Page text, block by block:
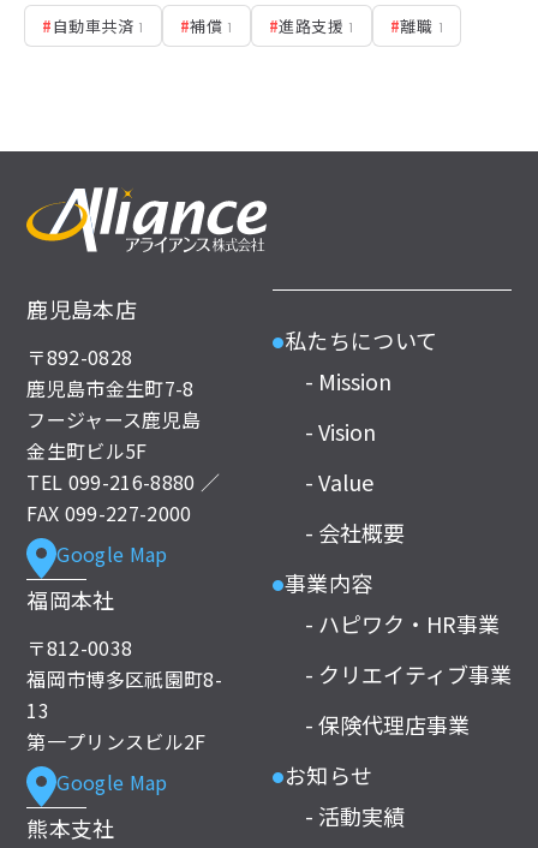
#自動車共済 1 #補償 1 #進路支援 1 #離職 1
鹿児島本店
〒892-0828
鹿児島市金生町7-8
フージャース鹿児島
金生町ビル5F
TEL 099-216-8880 ／
FAX 099-227-2000
Google Map
福岡本社
〒812-0038
福岡市博多区祇園町8-
13
第一プリンスビル2F
Google Map
熊本支社
●私たちについて
- Mission
- Vision
- Value
- 会社概要
●事業内容
- ハピワク・HR事業
- クリエイティブ事業
- 保険代理店事業
● お知らせ
- 活動実績